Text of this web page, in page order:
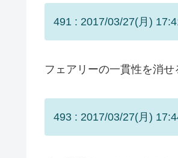
491 : 2017/03/27(月)
フェアリーの一貫性を消せ
493 : 2017/03/27(月)